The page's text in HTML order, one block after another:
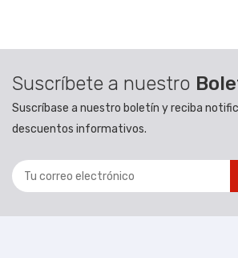
Suscríbete a nuestro
Suscríbase a nuestro boletín y reciba
descuentos informativos.